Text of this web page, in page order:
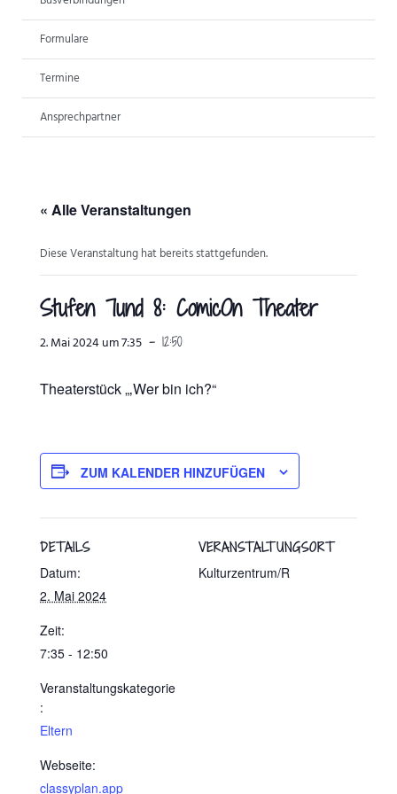
ANSPRECHPARTNER
Formulare
Termine
Ansprechpartner
« Alle Veranstaltungen
Diese Veranstaltung hat bereits stattgefunden.
Stufen 7und 8: ComicOn Theater
2. Mai 2024 um 7:35 - 12:50
Theaterstück „‚Wer bin ich?“
ZUM KALENDER HINZUFÜGEN
DETAILS
Datum:
2. Mai 2024
Zeit:
7:35 - 12:50
Veranstaltungskategorie
:
Eltern
Webseite:
classyplan.app
VERANSTALTUNGSORT
Kulturzentrum/R